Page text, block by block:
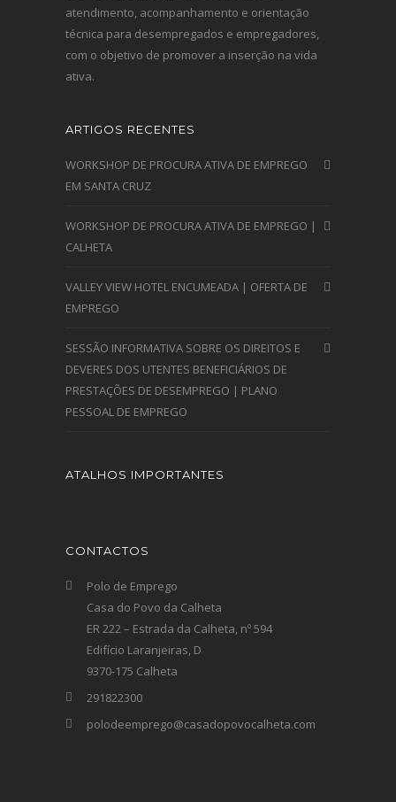
atendimento, acompanhamento e orientação
técnica para desempregados e empregadores,
com o objetivo de promover a inserção na vida
ativa.
ARTIGOS RECENTES
WORKSHOP DE PROCURA ATIVA DE EMPREGO
EM SANTA CRUZ
WORKSHOP DE PROCURA ATIVA DE EMPREGO |
CALHETA
VALLEY VIEW HOTEL ENCUMEADA | OFERTA DE
EMPREGO
SESSÃO INFORMATIVA SOBRE OS DIREITOS E
DEVERES DOS UTENTES BENEFICIÁRIOS DE
PRESTAÇÕES DE DESEMPREGO | PLANO
PESSOAL DE EMPREGO
ATALHOS IMPORTANTES
CONTACTOS
Polo de Emprego
Casa do Povo da Calheta
ER 222 – Estrada da Calheta, nº 594
Edifício Laranjeiras, D
9370-175 Calheta
291822300
polodeemprego@casadopovocalheta.com